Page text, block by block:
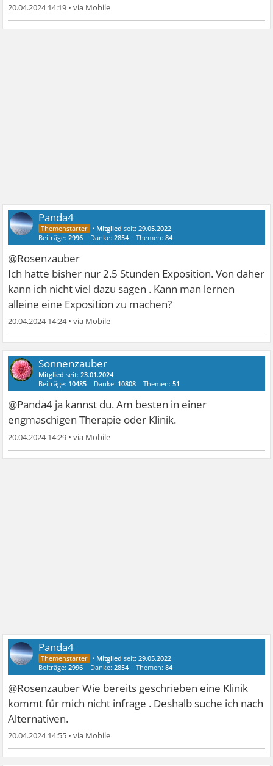
20.04.2024 14:19 •
Panda4
• Mitglied seit:29.05.2022
Beiträge:2996 Danke:2854 Themen:84
@Rosenzauber
Ich hatte bisher nur 2.5 Stunden Exposition. Von daher
kann ich nicht viel dazu sagen . Kann man lernen
alleine eine Exposition zu machen?
20.04.2024 14:24•
Sonnenzauber
Mitglied seit:23.01.2024
Beiträge: 10485 Danke: 10808 Themen:51
@Panda4 ja kannst du. Am besten in einer
engmaschigen Therapie oder Klinik.
20.04.2024 14:29 •
Panda4
• Mitglied seit:29.05.2022
Beiträge:2996 Danke:2854 Themen:84
@Rosenzauber Wie bereits geschrieben eine Klinik
kommt für mich nicht infrage . Deshalb suche ich nach
Alternativen.
20.04.2024 14:55 •